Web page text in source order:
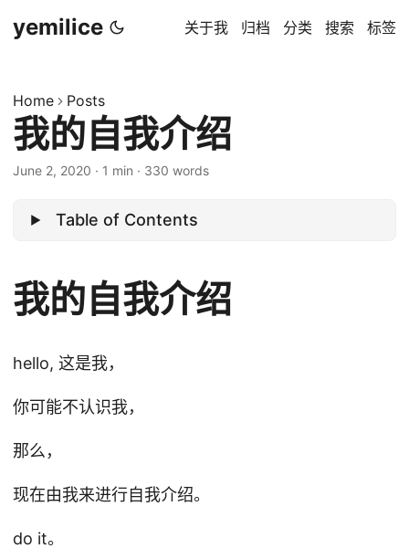
yemilice 关于我 归档 分类 搜索 标签
Home Posts
我的自我介绍
June 2, 2020 · 1 min · 330 words
Table of Contents
我的自我介绍
hello, 这是我，
你可能不认识我，
那么，
现在由我来进行自我介绍。
do it。